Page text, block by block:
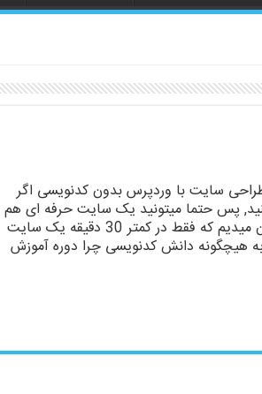
سایت با وردپرس بدون کدنویسی اگر
پس حتما میتونید یک سایت حرفه ای هم
بسازید! توی دوره یادتون میدیم که فقط در کمتر 30 دقیقه یک سایت
هیچگونه دانش کدنویسی چرا دوره آموزش